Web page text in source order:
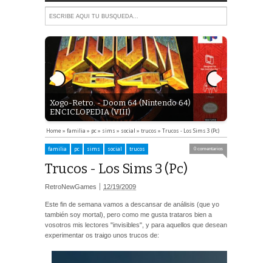
Xogo-Retro. - Doom 64 (Nintendo 64)
ENCICLOPEDIA (VIII)
Home » familia » pc » sims » social » trucos » Trucos - Los Sims 3 (Pc)
familia pc sims social trucos 0 comentarios
Trucos - Los Sims 3 (Pc)
12/19/2009
RetroNewGames
Este fin de semana vamos a descansar de análisis (que yo
también soy mortal), pero como me gusta trataros bien a
vosotros mis lectores "invisibles", y para aquellos que desean
experimentar os traigo unos trucos de: